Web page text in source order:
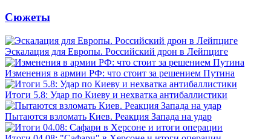
Сюжеты
Эскалация для Европы. Российский дрон в Лейпциге
Изменения в армии РФ: что стоит за решением Путина
Итоги 5.8: Удар по Киеву и нехватка антибаллистики
Пытаются взломать Киев. Реакция Запада на удар